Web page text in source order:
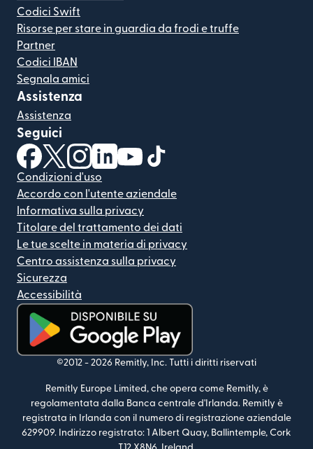
Codici Swift
Risorse per stare in guardia da frodi e truffe
Partner
Codici IBAN
Segnala amici
Assistenza
Assistenza
Seguici
(si apre in una nuova finestra)
(si apre in una nuova finestra)
(si apre in una nuova finestra)
(si apre in una nuova finestra)
(si apre in una nuova finestra)
Condizioni d'uso
Accordo con l'utente aziendale
Informativa sulla privacy
Titolare del trattamento dei dati
Le tue scelte in materia di privacy
Centro assistenza sulla privacy
Sicurezza
Accessibilità
(si apre in una nuova finestra)
©2012 - 2026 Remitly, Inc. Tutti i diritti riservati
Remitly Europe Limited, che opera come Remitly, è
regolamentata dalla Banca centrale d'Irlanda. Remitly è
registrata in Irlanda con il numero di registrazione aziendale
629909. Indirizzo registrato: 1 Albert Quay, Ballintemple, Cork